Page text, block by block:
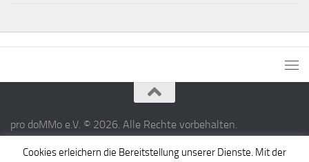
pro doMMo e.V. © 2026. Alle Rechte vorbehalten.
Cookies erleichern die Bereitstellung unserer Dienste. Mit der